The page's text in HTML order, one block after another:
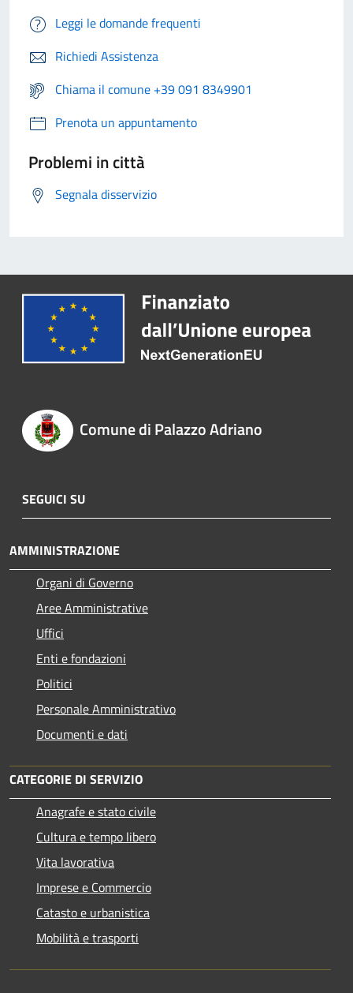
Leggi le domande frequenti
Richiedi Assistenza
Chiama il comune +39 091 8349901
Prenota un appuntamento
Problemi in città
Segnala disservizio
Comune di Palazzo Adriano
SEGUICI SU
AMMINISTRAZIONE
Organi di Governo
Aree Amministrative
Uffici
Enti e fondazioni
Politici
Personale Amministrativo
Documenti e dati
CATEGORIE DI SERVIZIO
Anagrafe e stato civile
Cultura e tempo libero
Vita lavorativa
Imprese e Commercio
Catasto e urbanistica
Mobilità e trasporti